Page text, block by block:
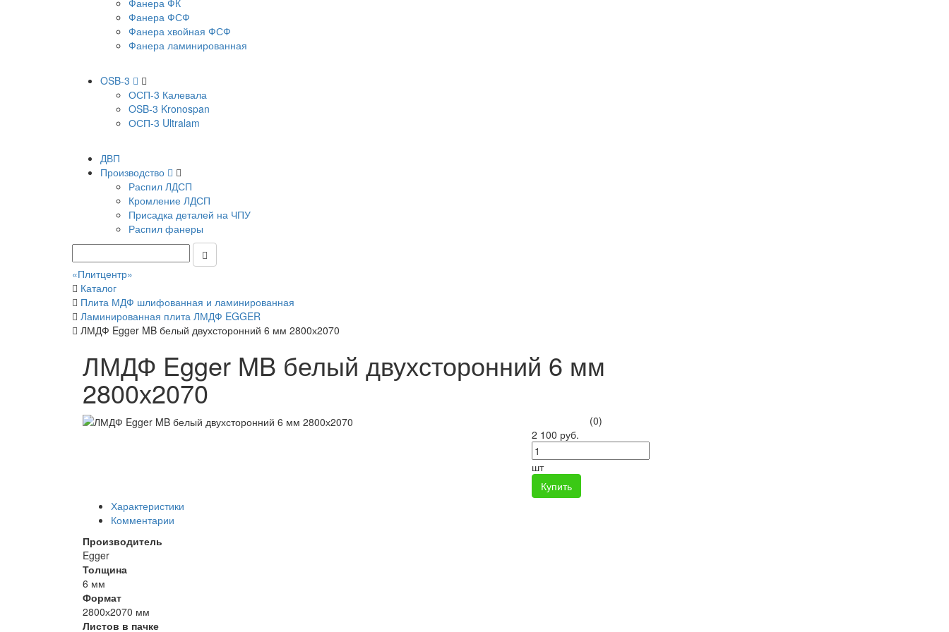
Фанера ФК
Фанера ФСФ
Фанера хвойная ФСФ
Фанера ламинированная
OSB-3
ОСП-3 Калевала
OSB-3 Kronospan
ОСП-3 Ultralam
ДВП
Производство
Распил ЛДСП
Кромление ЛДСП
Присадка деталей на ЧПУ
Распил фанеры
«Плитцентр»
Каталог
Плита МДФ шлифованная и ламинированная
Ламинированная плита ЛМДФ EGGER
ЛМДФ Egger MB белый двухсторонний 6 мм 2800х2070
ЛМДФ Egger MB белый двухсторонний 6 мм
2800х2070
(0)
2 100 руб.
шт
Купить
Характеристики
Комментарии
Производитель
Egger
Толщина
6 мм
Формат
2800х2070 мм
Листов в пачке